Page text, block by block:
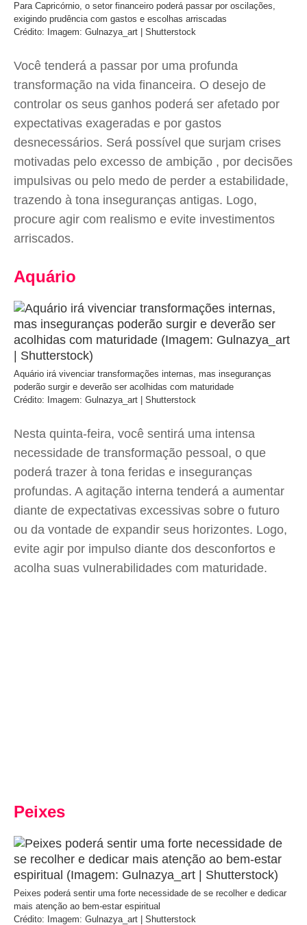
Para Capricórnio, o setor financeiro poderá passar por oscilações,
exigindo prudência com gastos e escolhas arriscadas
Crédito: Imagem: Gulnazya_art | Shutterstock
Você tenderá a passar por uma profunda
transformação na vida financeira. O desejo de
controlar os seus ganhos poderá ser afetado por
expectativas exageradas e por gastos
desnecessários. Será possível que surjam crises
motivadas pelo excesso de ambição , por decisões
impulsivas ou pelo medo de perder a estabilidade,
trazendo à tona inseguranças antigas. Logo,
procure agir com realismo e evite investimentos
arriscados.
Aquário
Aquário irá vivenciar transformações internas, mas inseguranças
poderão surgir e deverão ser acolhidas com maturidade
Crédito: Imagem: Gulnazya_art | Shutterstock
Nesta quinta-feira, você sentirá uma intensa
necessidade de transformação pessoal, o que
poderá trazer à tona feridas e inseguranças
profundas. A agitação interna tenderá a aumentar
diante de expectativas excessivas sobre o futuro
ou da vontade de expandir seus horizontes. Logo,
evite agir por impulso diante dos desconfortos e
acolha suas vulnerabilidades com maturidade.
Peixes
Peixes poderá sentir uma forte necessidade de se recolher e dedicar
mais atenção ao bem-estar espiritual
Crédito: Imagem: Gulnazya_art | Shutterstock